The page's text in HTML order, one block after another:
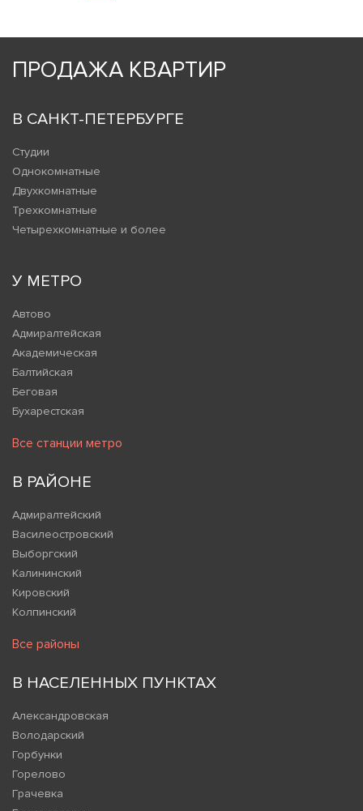
ПРОДАЖА КВАРТИР
В САНКТ-ПЕТЕРБУРГЕ
Студии
Однокомнатные
Двухкомнатные
Трехкомнатные
Четырехкомнатные и более
У МЕТРО
Автово
Адмиралтейская
Академическая
Балтийская
Беговая
Бухарестская
Все станции метро
В РАЙОНЕ
Адмиралтейский
Василеостровский
Выборгский
Калининский
Кировский
Колпинский
Все районы
В НАСЕЛЕННЫХ ПУНКТАХ
Александровская
Володарский
Горбунки
Горелово
Грачевка